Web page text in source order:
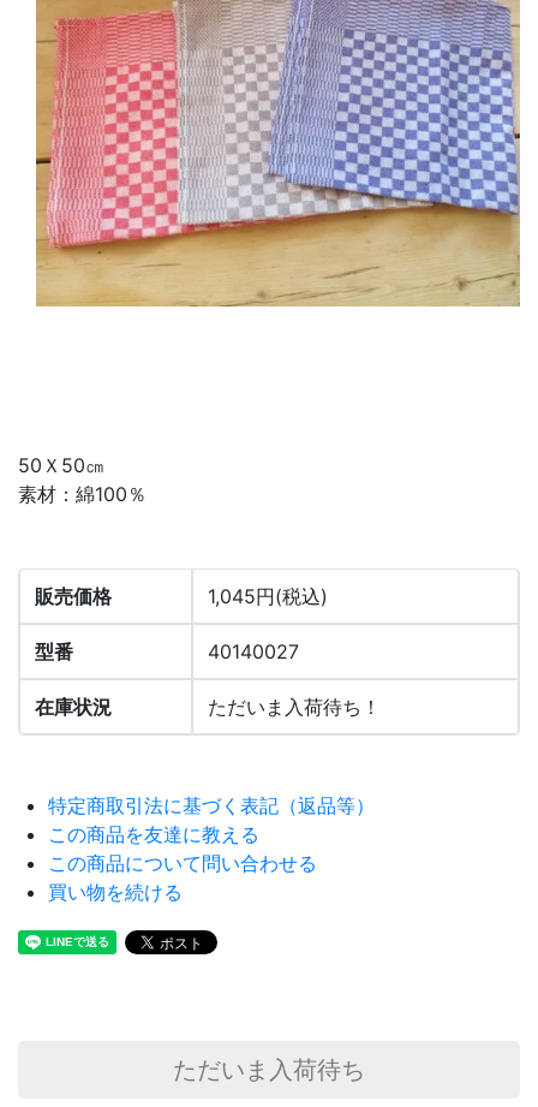
50Ｘ50㎝
素材：綿100％
販売価格 1,045円(税込)
型番 40140027
在庫状況 ただいま入荷待ち！
特定商取引法に基づく表記（返品等）
この商品を友達に教える
この商品について問い合わせる
買い物を続ける
ただいま入荷待ち